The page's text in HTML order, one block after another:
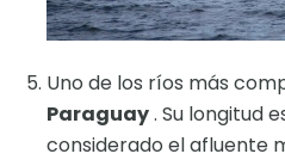
Uno de los ríos más
Paraguay. Su longitud
considerado el afluente